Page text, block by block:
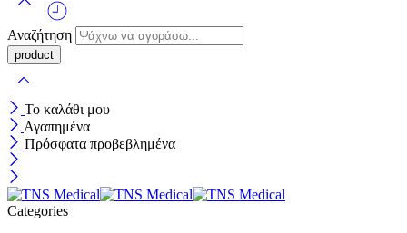
Αναζήτηση
Το καλάθι μου
Αγαπημένα
Πρόσφατα προβεβλημένα
Categories